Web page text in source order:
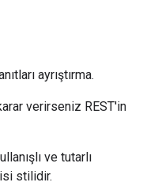
ayrıştırma.
verirseniz REST'in
ve tutarlı
stilidir.